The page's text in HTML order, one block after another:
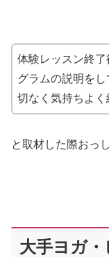
体験レッスン終
グラムの説明を
切なく気持ちよく
と取材した際おっ
大手ヨガ